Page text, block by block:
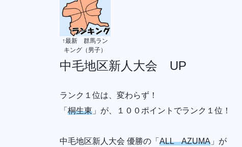
↑最新 群馬ラン
キング（男子）
中毛地区新人大会 UP
ランク１位は、変わらず！
「 桐生東 」が、１００ポイントでランク１位！
中毛地区新人大会 優勝の「 ALL AZUMA 」が